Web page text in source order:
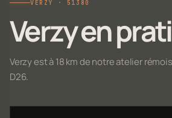
VERZY · 51380
Verzy en
Verzy est à 18 km de notre atelier
D26.